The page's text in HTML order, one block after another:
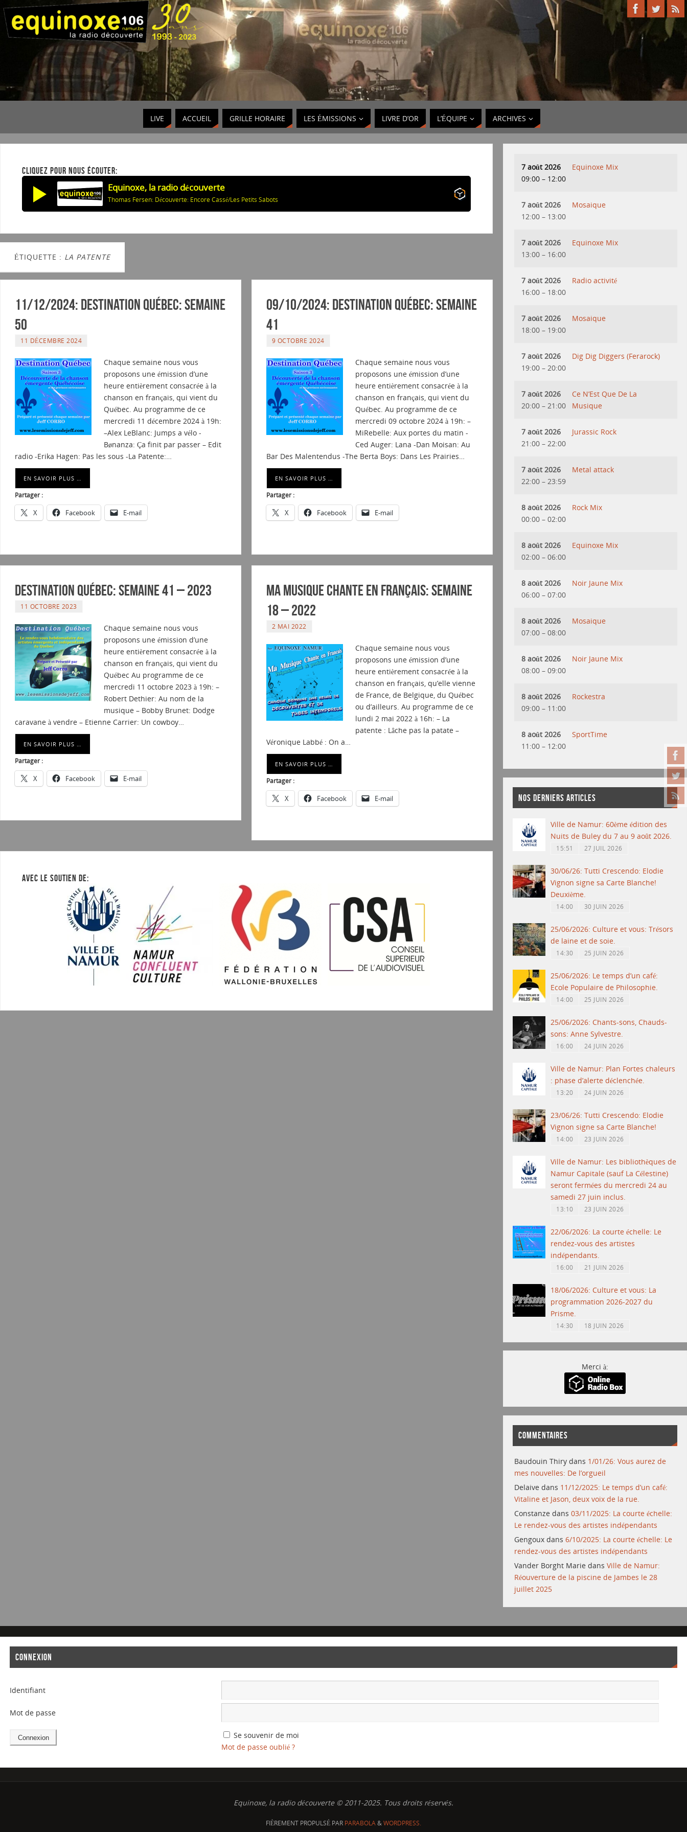
LIVE ACCUEIL GRILLE HORAIRE LES ÉMISSIONS LIVRE D’OR L’ÉQUIPE ARCHIVES
CLIQUEZ POUR NOUS ÉCOUTER:
Equinoxe, la radio découverte
Thomas Fersen: Découverte: Encore Cassé/Les Petits Sabots
ÉTIQUETTE : LA PATENTE
11/12/2024: Destination Québec: semaine
50
11 DÉCEMBRE 2024
Chaque semaine nous vous
proposons une émission d’une
heure entièrement consacrée à la
chanson en français, qui vient du
Québec. Au programme de ce
mercredi 11 décembre 2024 à 19h:
–Alex LeBlanc: Jumps a vélo -
Bønanza: Ça finit par passer – Edit
radio -Erika Hagen: Pas les sous -La Patente:…
EN SAVOIR PLUS …
Partager :
X Facebook E-mail
09/10/2024: Destination Québec: semaine
41
9 OCTOBRE 2024
Chaque semaine nous vous
proposons une émission d’une
heure entièrement consacrée à la
chanson en français, qui vient du
Québec. Au programme de ce
mercredi 09 octobre 2024 à 19h: –
MiRebelle: Aux portes du matin -
Ced Auger: Lana -Dan Moisan: Au
Bar Des Malentendus -The Berta Boys: Dans Les Prairies…
EN SAVOIR PLUS …
Partager :
X Facebook E-mail
Destination Québec: Semaine 41 – 2023
11 OCTOBRE 2023
Chaque semaine nous vous
proposons une émission d’une
heure entièrement consacrée à la
chanson en français, qui vient du
Québec Au programme de ce
mercredi 11 octobre 2023 à 19h: –
Robert Dethier: Au nom de la
musique – Bobby Brunet: Dodge
caravane à vendre – Etienne Carrier: Un cowboy…
EN SAVOIR PLUS …
Partager :
X Facebook E-mail
Ma musique chante en Français: Semaine
18 – 2022
2 MAI 2022
Chaque semaine nous vous
proposons une émission d’une
heure entièrement consacrée à la
chanson en français, qu’elle vienne
de France, de Belgique, du Québec
ou d’ailleurs. Au programme de ce
lundi 2 mai 2022 à 16h: – La
patente : Lâche pas la patate –
Véronique Labbé : On a…
EN SAVOIR PLUS …
Partager :
X Facebook E-mail
AVEC LE SOUTIEN DE:
7 août 2026
09:00 – 12:00
Equinoxe Mix
7 août 2026
12:00 – 13:00
Mosaique
7 août 2026
13:00 – 16:00
Equinoxe Mix
7 août 2026
16:00 – 18:00
Radio activité
7 août 2026
18:00 – 19:00
Mosaique
7 août 2026
19:00 – 20:00
Dig Dig Diggers (Ferarock)
7 août 2026
20:00 – 21:00
Ce N’Est Que De La
Musique
7 août 2026
21:00 – 22:00
Jurassic Rock
7 août 2026
22:00 – 23:59
Metal attack
8 août 2026
00:00 – 02:00
Rock Mix
8 août 2026
02:00 – 06:00
Equinoxe Mix
8 août 2026
06:00 – 07:00
Noir Jaune Mix
8 août 2026
07:00 – 08:00
Mosaique
8 août 2026
08:00 – 09:00
Noir Jaune Mix
8 août 2026
09:00 – 11:00
Rockestra
8 août 2026
11:00 – 12:00
SportTime
NOS DERNIERS ARTICLES
Ville de Namur: 60ème édition des
Nuits de Buley du 7 au 9 août 2026.
15:51 27 JUIL 2026
30/06/26: Tutti Crescendo: Elodie
Vignon signe sa Carte Blanche!
Deuxième.
14:00 30 JUIN 2026
25/06/2026: Culture et vous: Trésors
de laine et de soie.
14:30 25 JUIN 2026
25/06/2026: Le temps d’un café:
Ecole Populaire de Philosophie.
14:00 25 JUIN 2026
25/06/2026: Chants-sons, Chauds-
sons: Anne Sylvestre.
16:00 24 JUIN 2026
Ville de Namur: Plan Fortes chaleurs
: phase d’alerte déclenchée.
13:20 24 JUIN 2026
23/06/26: Tutti Crescendo: Elodie
Vignon signe sa Carte Blanche!
14:00 23 JUIN 2026
Ville de Namur: Les bibliothèques de
Namur Capitale (sauf La Célestine)
seront fermées du mercredi 24 au
samedi 27 juin inclus.
13:10 23 JUIN 2026
22/06/2026: La courte échelle: Le
rendez-vous des artistes
indépendants.
16:00 21 JUIN 2026
18/06/2026: Culture et vous: La
programmation 2026-2027 du
Prisme.
14:30 18 JUIN 2026
Merci à:
COMMENTAIRES
Baudouin Thiry dans 1/01/26: Vous aurez de
mes nouvelles: De l’orgueil
Delaive dans 11/12/2025: Le temps d’un café:
Vitaline et Jason, deux voix de la rue.
Constanze dans03/11/2025: La courte échelle:
Le rendez-vous des artistes indépendants
Gengoux dans6/10/2025: La courte échelle: Le
rendez-vous des artistes indépendants
Vander Borght Marie dansVille de Namur:
Réouverture de la piscine de Jambes le 28
juillet 2025
CONNEXION
Identifiant
Mot de passe
Se souvenir de moi
Mot de passe oublié ?
Equinoxe, la radio découverte © 2011-2025. Tous droits réservés.
FIÈREMENT PROPULSÉ PAR PARABOLA&WORDPRESS.